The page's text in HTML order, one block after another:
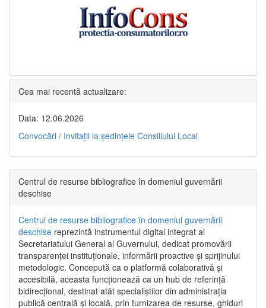
Cea mai recentă actualizare:
Data: 12.06.2026
Convocări / Invitaţii la şedinţele Consiliului Local
Centrul de resurse bibliografice în domeniul guvernării
deschise
Centrul de resurse bibliografice în domeniul guvernării
deschise reprezintă instrumentul digital integrat al
Secretariatului General al Guvernului, dedicat promovării
transparenței instituționale, informării proactive și sprijinului
metodologic. Concepută ca o platformă colaborativă și
accesibilă, aceasta funcționează ca un hub de referință
bidirecțional, destinat atât specialiștilor din administrația
publică centrală și locală, prin furnizarea de resurse, ghiduri